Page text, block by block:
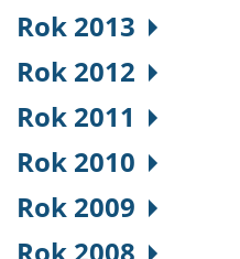
Rok 2013
Rok 2012
Rok 2011
Rok 2010
Rok 2009
Rok 2008